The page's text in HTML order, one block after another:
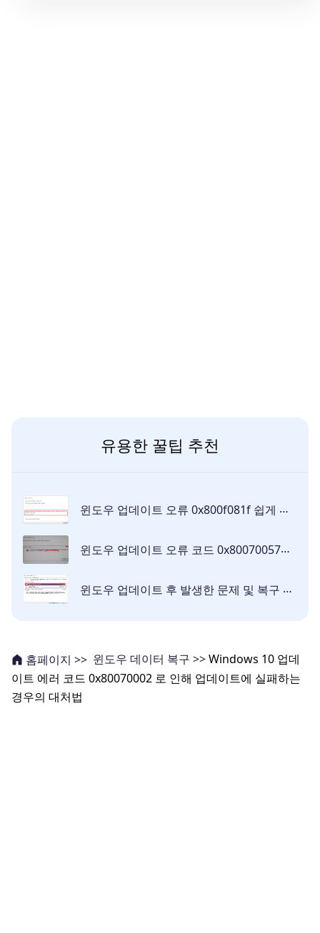
유용한 꿀팁 추천
윈도우 업데이트 오류 0x800f081f 쉽게 해결하기
윈도우 업데이트 오류 코드 0x80070057를 빠르게 수정하기
윈도우 업데이트 후 발생한 문제 및 복구 방법
홈페이지 >> 윈도우 데이터 복구 >>Windows 10 업데
이트 에러 코드 0x80070002 로 인해 업데이트에 실패하는
경우의 대처법